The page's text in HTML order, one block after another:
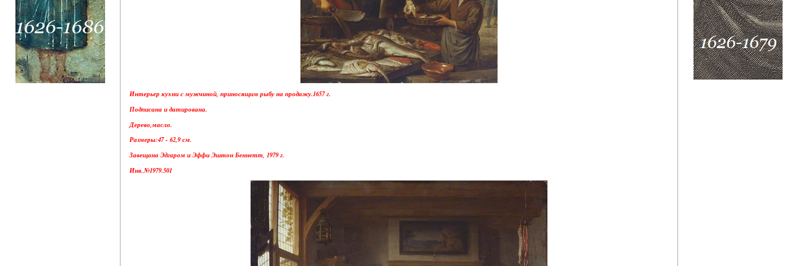
Интерьер кухни с мужчиной, приносящим рыбу на продажу.1657 г.
Подписана и датирована.
Дерево,масло.
Размеры:47 - 62,9 см.
Завещана Эдгаром и Эффи Эштон Беннетт, 1979 г.
Инв.№1979.501